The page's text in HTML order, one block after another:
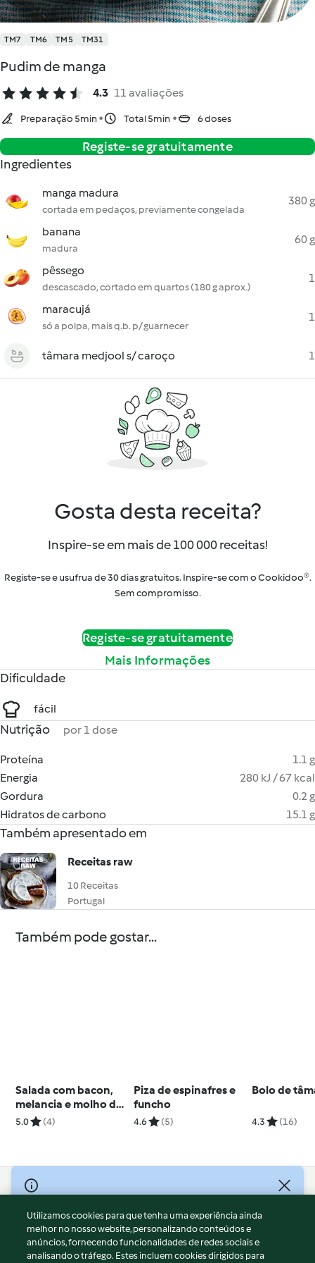
TM7 TM6 TM5 TM31
Pudim de manga
4.3 11 avaliações
Preparação 5min Total 5min 6 doses
Registe-se gratuitamente
Ingredientes
manga madura
cortada em pedaços, previamente congelada
380 g
banana
madura
60 g
pêssego
descascado, cortado em quartos (180 g aprox.)
1
maracujá
só a polpa, mais q.b. p/ guarnecer
1
tâmara medjool s/ caroço 1
Gosta desta receita?
Inspire-se em mais de 100 000 receitas!
Registe-se e usufrua de 30 dias gratuitos. Inspire-se com o Cookidoo®.
Sem compromisso.
Registe-se gratuitamente
Mais Informações
Dificuldade
fácil
Nutrição por 1 dose
Proteína
1.1 g
Energia
280 kJ / 67 kcal
Gordura
0.2 g
Hidratos de carbono
15.1 g
Também apresentado em
Receitas raw
10 Receitas
Portugal
Também pode gostar...
Salada com bacon,
melancia e molho de
iogurte
5.0 (4)
Piza de espinafres e
funcho
4.6 (5)
Bolo de
4.3 (16)
© Copyright 2026
Termos de Utilização
Aviso sobre Proteção de Dados
Aviso
Utilizamos cookies para que tenha uma experiência ainda
melhor no nosso website, personalizando conteúdos e
anúncios, fornecendo funcionalidades de redes sociais e
analisando o tráfego. Estes incluem cookies dirigidos para